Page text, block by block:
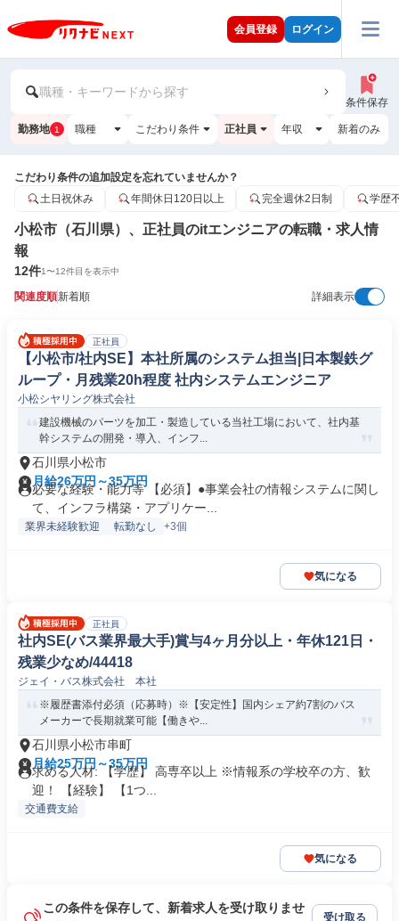
会員登録 ログイン
職種・キーワードから探す
条件保存
勤務地 1 職種 こだわり条件 正社員 年収 新着のみ
こだわり条件の追加設定を忘れていませんか？
土日祝休み
年間休日120日以上 完全週休2日制 学歴
小松市（石川県）、正社員のitエンジニアの転職・求人情
報
12件1〜12件目を表示中
関連度順新着順 詳細表示
正社員
【小松市/社内SE】本社所属のシステム担当|日本製鉄グ
ループ・月残業20h程度 社内システムエンジニア
小松シヤリング株式会社
建設機械のパーツを加工・製造している当社工場において、社内基
幹システムの開発・導入、インフ...
石川県小松市
月給26万円～35万円
必要な経験・能力等 【必須】●事業会社の情報システムに関し
て、インフラ構築・アプリケー...
業界未経験歓迎 転勤なし +3個
気になる
正社員
社内SE(バス業界最大手)賞与4ヶ月分以上・年休121日・
残業少なめ/44418
ジェイ・バス株式会社 本社
※履歴書添付必須（応募時）※【安定性】国内シェア約7割のバス
メーカーで長期就業可能【働きや...
石川県小松市串町
月給25万円～35万円
求める人材: 【学歴】 高専卒以上 ※情報系の学校卒の方、歓
迎！ 【経験】 【1つ...
交通費支給
気になる
この条件を保存して、新着求人を受け取りませ
受け取る